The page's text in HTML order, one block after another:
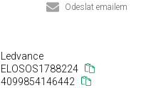
Odeslat emailem
Ledvance
ELOSOS1788224
4099854146442